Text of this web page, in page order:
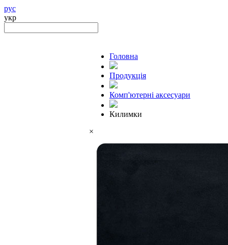
рус
укр
Головна
Продукцiя
Комп'ютерні аксесуари
Килимки
×